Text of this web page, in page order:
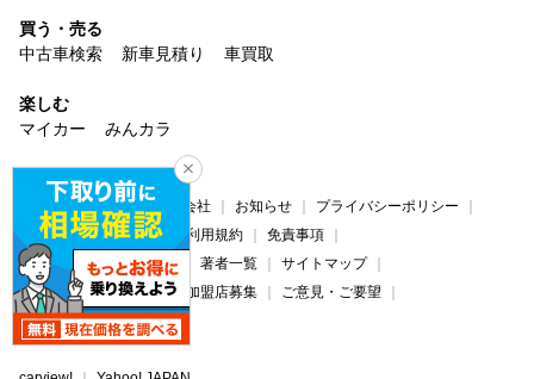
買う・売る
中古車検索
新車見積り 車買取
楽しむ
マイカー
みんカラ
サービス
carview!について 運営会社 お知らせ
プライバシーポリシー
プライバシーセンター
利用規約
免責事項
コンテンツ制作ポリシー
著者一覧
サイトマップ
広告掲載について
法人加盟店募集
ご意見・ご要望
ヘルプ・お問い合わせ